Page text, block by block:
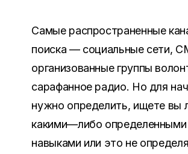
Самые распространенные
поиска — социальные сети,
организованные группы
сарафанное радио. Но для
нужно определить, ищете вы
какими—либо определенными
навыками или это не